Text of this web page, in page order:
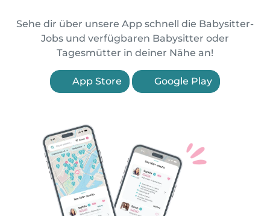
Sehe dir über unsere App schnell die Babysitter-
Jobs und verfügbaren Babysitter oder
Tagesmütter in deiner Nähe an!
App Store Google Play